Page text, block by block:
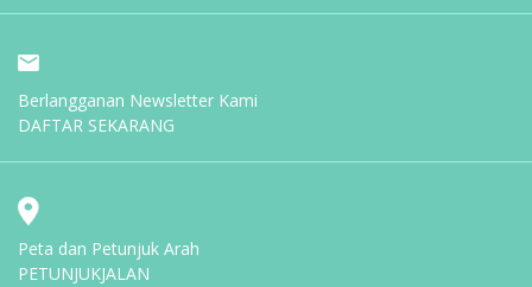
Berlangganan Newsletter Kami
DAFTAR SEKARANG
Peta dan Petunjuk Arah
PETUNJUKJALAN